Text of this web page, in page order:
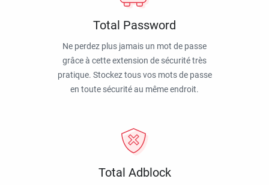
Total Password
Ne perdez plus jamais un mot de passe
grâce à cette extension de sécurité très
pratique. Stockez tous vos mots de passe
en toute sécurité au même endroit.
Total Adblock